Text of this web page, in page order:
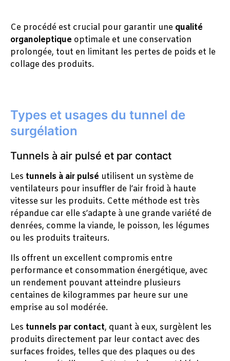
Ce procédé est crucial pour garantir une qualité
organoleptique optimale et une conservation
prolongée, tout en limitant les pertes de poids et le
collage des produits.
Types et usages du tunnel de
surgélation
Tunnels à air pulsé et par contact
Les tunnels à air pulsé utilisent un système de
ventilateurs pour insuffler de l’air froid à haute
vitesse sur les produits. Cette méthode est très
répandue car elle s’adapte à une grande variété de
denrées, comme la viande, le poisson, les légumes
ou les produits traiteurs.
Ils offrent un excellent compromis entre
performance et consommation énergétique, avec
un rendement pouvant atteindre plusieurs
centaines de kilogrammes par heure sur une
emprise au sol modérée.
Les tunnels par contact, quant à eux, surgèlent les
produits directement par leur contact avec des
surfaces froides, telles que des plaques ou des